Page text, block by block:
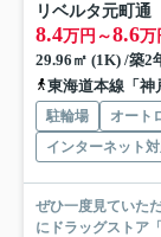
リベルタ元町通
8.4万円～8.6万
29.96㎡ (1K) /築2
東海道本線「神
駐輪場 オート
インターネット
ぜひ一度見ていた
にドラッグストア